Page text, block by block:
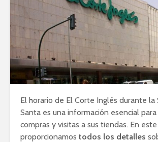
El horario de El Corte Inglés durante la
Santa es una información esencial
compras y visitas a sus tiendas. En
proporcionamos todos los detalles